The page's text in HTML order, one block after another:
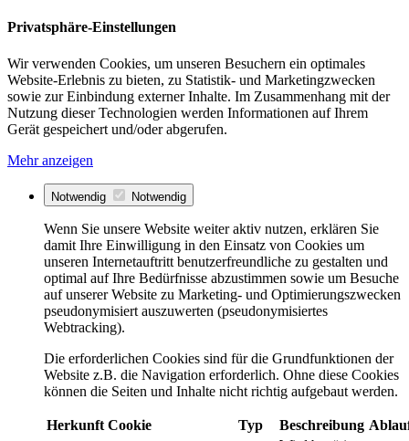
Privatsphäre-Einstellungen
Wir verwenden Cookies, um unseren Besuchern ein optimales
Website-Erlebnis zu bieten, zu Statistik- und Marketingzwecken
sowie zur Einbindung externer Inhalte. Im Zusammenhang mit der
Nutzung dieser Technologien werden Informationen auf Ihrem
Gerät gespeichert und/oder abgerufen.
Mehr anzeigen
Notwendig Notwendig
Wenn Sie unsere Website weiter aktiv nutzen, erklären Sie
damit Ihre Einwilligung in den Einsatz von Cookies um
unseren Internetauftritt benutzerfreundliche zu gestalten und
optimal auf Ihre Bedürfnisse abzustimmen sowie um Besuche
auf unserer Website zu Marketing- und Optimierungszwecken
pseudonymisiert auszuwerten (pseudonymisiertes
Webtracking).
Die erforderlichen Cookies sind für die Grundfunktionen der
Website z.B. die Navigation erforderlich. Ohne diese Cookies
können die Seiten und Inhalte nicht richtig aufgebaut werden.
Herkunft Cookie Typ Beschreibung